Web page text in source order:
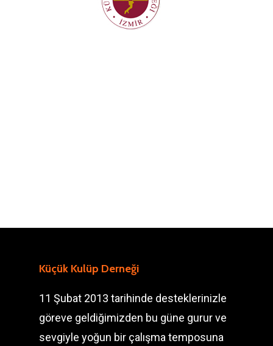
Küçük Kulüp Derneği
11 Şubat 2013 tarihinde desteklerinizle
göreve geldiğimizden bu güne gurur ve
sevgiyle yoğun bir çalışma temposuna